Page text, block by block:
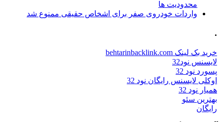
محدودیت ها
واردات خودروی صفر برای اشخاص حقیقی ممنوع شد
.
خرید بک لینک behtarinbacklink.com
لایسنس نود32
پسورد نود 32
اوکلی لایسنس رایگان نود 32
همیار نود 32
بهترین سئو
رایگان